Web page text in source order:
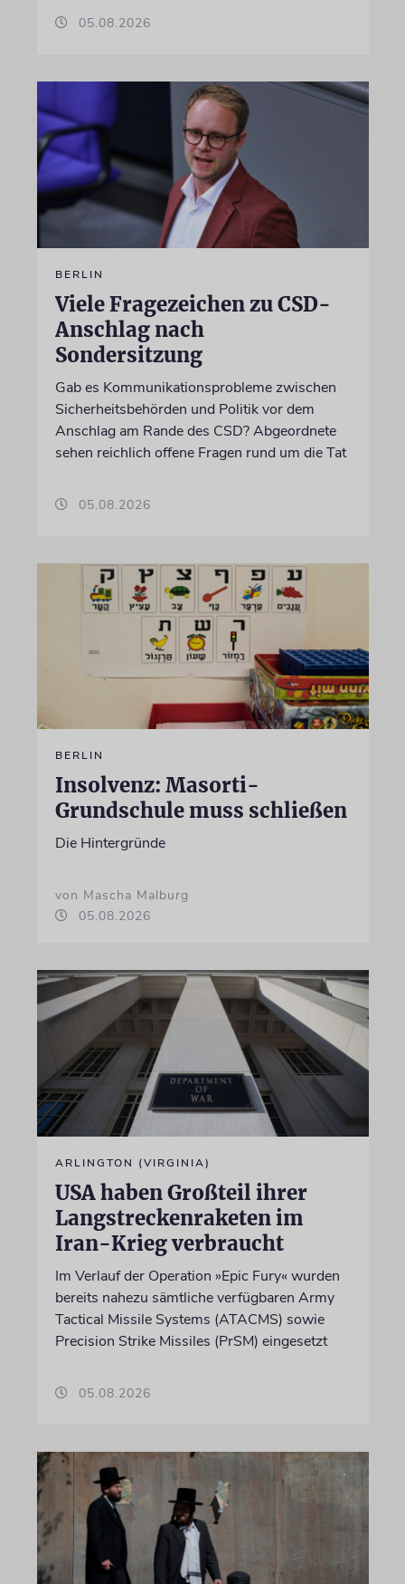
05.08.2026
BERLIN
Viele Fragezeichen zu CSD-
Anschlag nach
Sondersitzung
Gab es Kommunikationsprobleme zwischen
Sicherheitsbehörden und Politik vor dem
Anschlag am Rande des CSD? Abgeordnete
sehen reichlich offene Fragen rund um die Tat
05.08.2026
BERLIN
Insolvenz: Masorti-
Grundschule muss schließen
Die Hintergründe
von Mascha Malburg
05.08.2026
ARLINGTON (VIRGINIA)
USA haben Großteil ihrer
Langstreckenraketen im
Iran-Krieg verbraucht
Im Verlauf der Operation »Epic Fury« wurden
bereits nahezu sämtliche verfügbaren Army
Tactical Missile Systems (ATACMS) sowie
Precision Strike Missiles (PrSM) eingesetzt
05.08.2026